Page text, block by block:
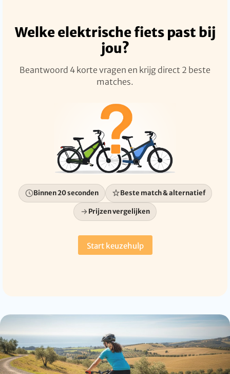
Welke elektrische fiets past bij
jou?
Beantwoord 4 korte vragen en krijg direct 2 beste
matches.
Binnen 20 seconden Beste match & alternatief
Prijzen vergelijken
Start keuzehulp